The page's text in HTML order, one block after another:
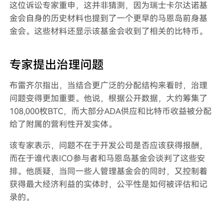
这位诉讼专家重申，这并非猜测，因为瑞士卡尔达诺基
金会自身的历史材料也提到了一个更早的马恩岛前身基
金会。这些材料还显示该基金会收到了相关的比特币。
专家提出治理问题
布雷齐尔指出，当结合更广泛的分配结构来看时，治理
问题变得更加重要。他说，根据公开数据，大约筹集了
108,000枚BTC，而大部分ADA供应和比特币收益被分配
给了附属的营利性开发实体。
该专家表示，问题不在于开发公司是否应该获得报酬，
而在于谁代表ICO参与者和马恩岛基金会谈判了这些安
排。他质疑，当同一些人管理基金会的同时，又控制着
获得最大经济利益的实体时，公平性是如何被评估和记
录的。